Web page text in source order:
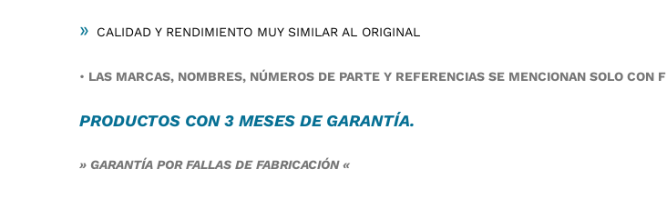
» CALIDAD Y RENDIMIENTO MUY SIMILAR AL ORIGINAL
• LAS MARCAS, NOMBRES, NÚMEROS DE PARTE Y REFERENCIAS SE MENCIONAN SOLO CON
PRODUCTOS CON 3 MESES DEGARANTÍA.
» GARANTÍA POR FALLAS DE FABRICACIÓN «